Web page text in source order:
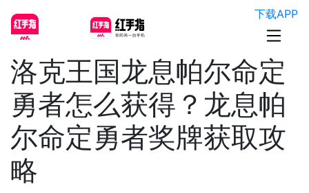
下载APP
洛克王国龙息帕尔命定
勇者怎么获得？龙息帕
尔命定勇者奖牌获取攻
略